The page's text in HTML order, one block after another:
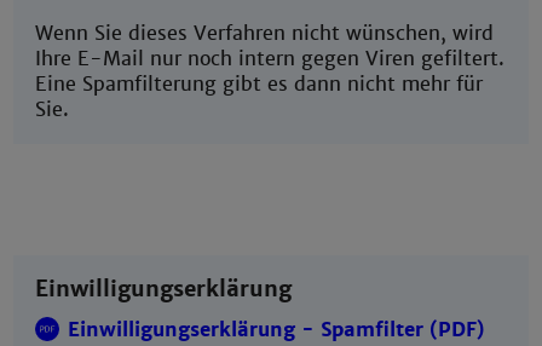
Wenn Sie dieses Verfahren nicht wünschen, wird
Ihre E-Mail nur noch intern gegen Viren gefiltert.
Eine Spamfilterung gibt es dann nicht mehr für
Sie.
Einwilligungserklärung
Einwilligungserklärung - Spamfilter (PDF)